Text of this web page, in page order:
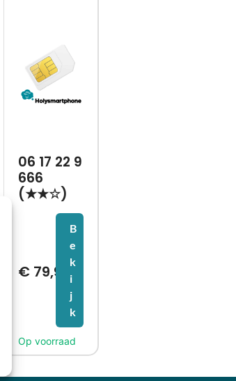
06 17 22 9
666
(★★☆)
€ 79,99
B
e
k
i
j
k